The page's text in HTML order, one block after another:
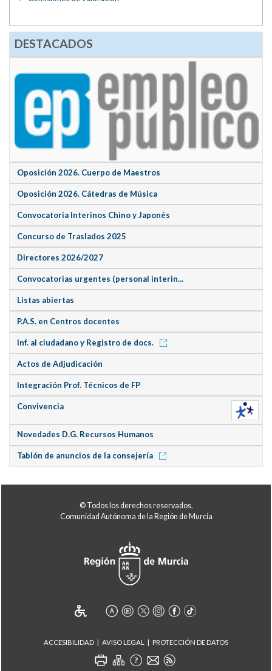
DESTACADOS
Oposición 2026. Cuerpo de Maestros
Oposición 2026. Cátedras de Música
Convocatoria Interinos Chino y Japonés
Concurso de Traslados 2025
Directores 2026/2027
Convocatorias urgentes (personal interin...
Listas abiertas
P.A.S. en Centros docentes
Inf. al ciudadano y Registro de docs.
Actos de Adjudicación
Integración Prof. Técnicos de FP
Convivencia
Novedades D.G. Recursos Humanos
Tablón de anuncios de la consejería
© Todos los derechos reservados.
Comunidad Autónoma de la Región de Murcia
ACCESIBILIDAD AVISO LEGAL PROTECCIÓN DE DATOS